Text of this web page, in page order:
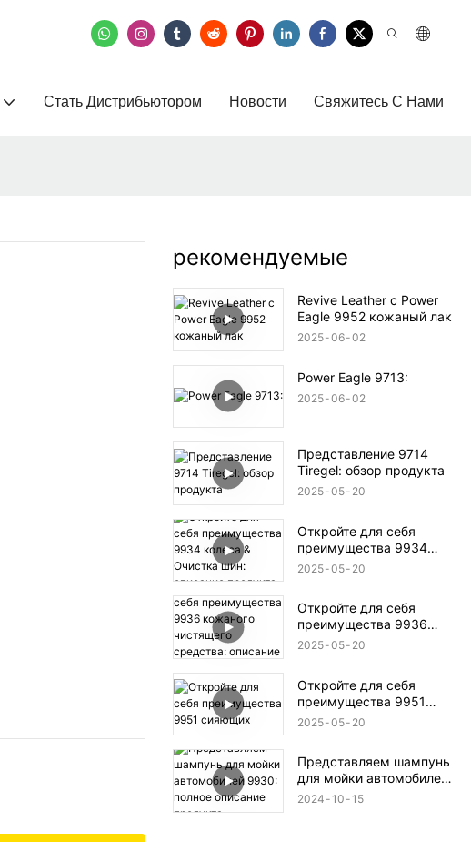
Стать Дистрибьютором Новости Свяжитесь С Нами
рекомендуемые
Revive Leather с Power
Eagle 9952 кожаный лак
2025 06 02
Power Eagle 9713:
2025 06 02
Представление 9714
Tiregel: обзор продукта
2025 05 20
Откройте для себя
преимущества 9934
колеса & Очистка шин:
2025 05 20
Откройте для себя
преимущества 9936
кожаного чистящего
2025 05 20
Откройте для себя
преимущества 9951
сияющих
2025 05 20
Представляем шампунь
для мойки автомобилей
9930: полное описание
2024 10 15